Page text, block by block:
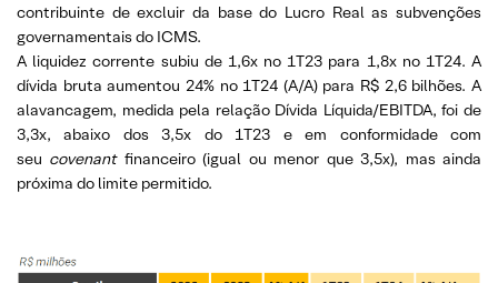
contribuinte de excluir da base do Lucro Real as subvenções
governamentais do ICMS.
A liquidez corrente subiu de 1,6x no 1T23 para 1,8x no 1T24. A
dívida bruta aumentou 24% no 1T24 (A/A) para R$ 2,6 bilhões. A
alavancagem, medida pela relação Dívida Líquida/EBITDA, foi de
3,3x, abaixo dos 3,5x do 1T23 e em conformidade com
seu covenantfinanceiro (igual ou menor que 3,5x), mas ainda
próxima do limite permitido.